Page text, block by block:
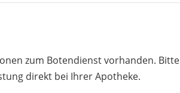
zum Botendienst vorhanden. Bitte
direkt bei Ihrer Apotheke.